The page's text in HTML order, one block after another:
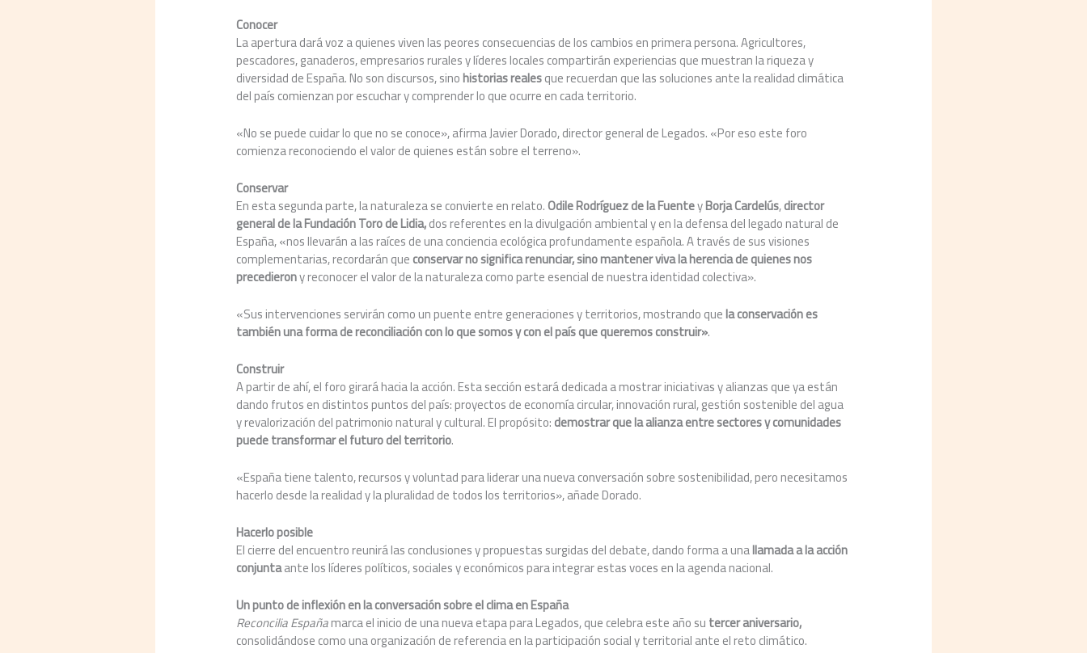
Conocer
La apertura dará voz a quienes viven las peores consecuencias de los cambios en primera persona. Agricultores,
pescadores, ganaderos, empresarios rurales y líderes locales compartirán experiencias que muestran la riqueza y
diversidad de España. No son discursos, sinohistorias realesque recuerdan que las soluciones ante la realidad climática
del país comienzan por escuchar y comprender lo que ocurre en cada territorio.
«No se puede cuidar lo que no se conoce», afirma Javier Dorado, director general de Legados. «Por eso este foro
comienza reconociendo el valor de quienes están sobre el terreno».
Conservar
En esta segunda parte, la naturaleza se convierte en relato.Odile Rodríguez de la FuenteyBorja Cardelús,director
general de la Fundación Toro de Lidia,dos referentes en la divulgación ambiental y en la defensa del legado natural de
España, «nos llevarán a las raíces de una conciencia ecológica profundamente española. A través de sus visiones
complementarias, recordarán queconservar no significa renunciar, sino mantener viva la herencia de quienes nos
precedierony reconocer el valor de la naturaleza como parte esencial de nuestra identidad colectiva».
«Sus intervenciones servirán como un puente entre generaciones y territorios, mostrando quela conservación es
también una forma de reconciliación con lo que somos y con el país que queremos construir».
Construir
A partir de ahí, el foro girará hacia la acción. Esta sección estará dedicada a mostrar iniciativas y alianzas que ya están
dando frutos en distintos puntos del país: proyectos de economía circular, innovación rural, gestión sostenible del agua
y revalorización del patrimonio natural y cultural. El propósito:demostrar que la alianza entre sectores y comunidades
puede transformar el futuro del territorio.
«España tiene talento, recursos y voluntad para liderar una nueva conversación sobre sostenibilidad, pero necesitamos
hacerlo desde la realidad y la pluralidad de todos los territorios», añade Dorado.
Hacerlo posible
El cierre del encuentro reunirá las conclusiones y propuestas surgidas del debate, dando forma a unallamada a la acción
conjuntaante los líderes políticos, sociales y económicos para integrar estas voces en la agenda nacional.
Un punto de inflexión en la conversación sobre el clima en España
Reconcilia Españamarca el inicio de una nueva etapa para Legados, que celebra este año sutercer aniversario,
consolidándose como una organización de referencia en la participación social y territorial ante el reto climático.